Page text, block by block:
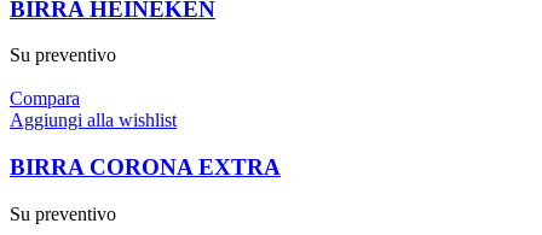
BIRRA HEINEKEN
Su preventivo
Compara
Aggiungi alla wishlist
BIRRA CORONA EXTRA
Su preventivo